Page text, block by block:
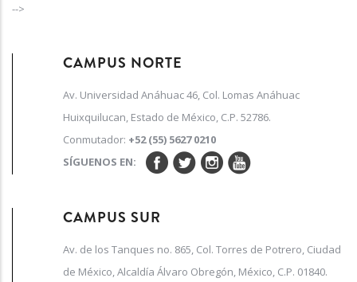
-->
CAMPUS NORTE
Av. Universidad Anáhuac 46, Col. Lomas Anáhuac
Huixquilucan, Estado de México, C.P. 52786.
Conmutador: +52 (55) 5627 0210
SÍGUENOS EN:
CAMPUS SUR
Av. de los Tanques no. 865, Col. Torres de Potrero, Ciudad
de México, Alcaldía Álvaro Obregón, México, C.P. 01840.